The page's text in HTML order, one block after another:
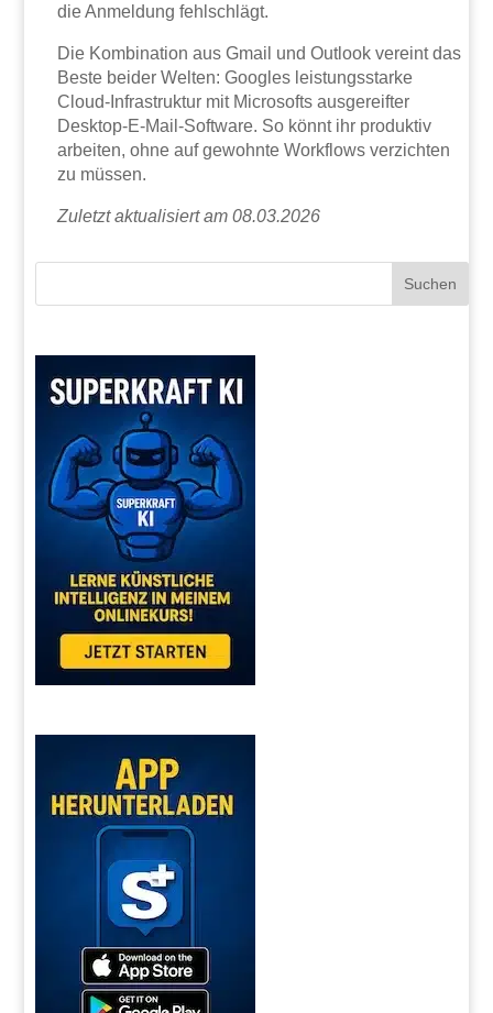
die Anmeldung fehlschlägt.
Die Kombination aus Gmail und Outlook vereint das
Beste beider Welten: Googles leistungsstarke
Cloud-Infrastruktur mit Microsofts ausgereifter
Desktop-E-Mail-Software. So könnt ihr produktiv
arbeiten, ohne auf gewohnte Workflows verzichten
zu müssen.
Zuletzt aktualisiert am 08.03.2026